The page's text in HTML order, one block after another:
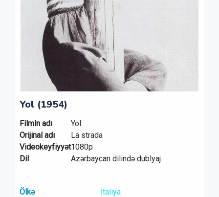
Yol (1954)
Filmin adı
Yol
Orijinal adı
La strada
Videokeyfiyyət1080p
Dil
Azərbaycan dilində dublyaj
Ölkə
İtaliya